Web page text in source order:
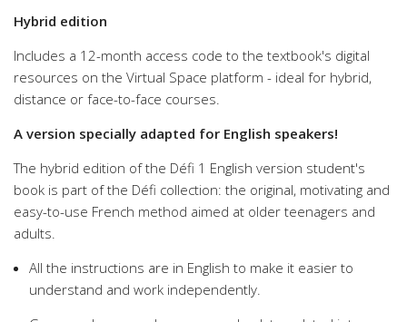
Hybrid edition
Includes a 12-month access code to the textbook's digital
resources on the Virtual Space platform - ideal for hybrid,
distance or face-to-face courses.
A version specially adapted for English speakers!
The hybrid edition of the Défi 1 English version student's
book is part of the Défi collection: the original, motivating and
easy-to-use French method aimed at older teenagers and
adults.
All the instructions are in English to make it easier to
understand and work independently.